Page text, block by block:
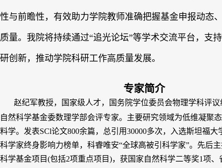
性与前瞻性，有效助力学院教师准确把握基金申报动态
质量。我院将持续通过“追光论坛”等学术交流平台，支
研创新，推动学院科研工作高质量发展。
专家简介
赵纪军教授，国家级人才，国务院学位委员会物理学科评
自然科学基金委数理学部会评专家。主要研究领域为低维凝聚
料学。发表SCl论文800余篇，总引用30000多次，入选斯坦福大
科学家终身影响力榜单，科睿唯安“全球高被引科学家”。先后
科学基金项目(包括2项重点项目)，获国家自然科学二等奖1项、